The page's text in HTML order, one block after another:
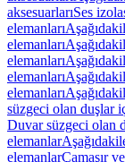
aksesuarlarıSes
elemanları
elemanları
elemanları
elemanları
elemanları
süzgeci olan duşlar
Duvar süzgeci olan
elemanlar
elemanlarÇamaşır